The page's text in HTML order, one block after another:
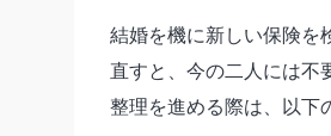
結婚を機に新しい保険を
直すと、今の二人には不
整理を進める際は、以下